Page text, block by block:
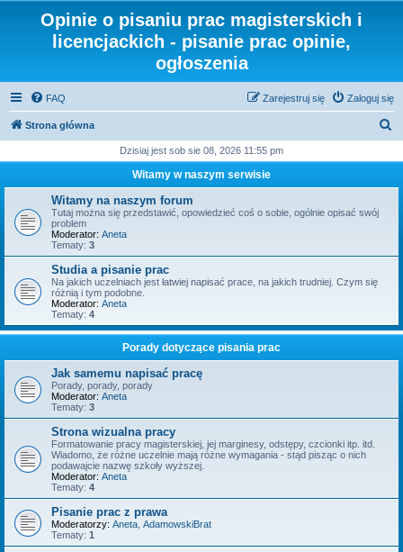
Opinie o pisaniu prac magisterskich i
licencjackich - pisanie prac opinie,
ogłoszenia
FAQ Zaloguj się
Zarejestruj się
Strona główna
k
Dzisiaj jest sob sie 08, 2026 11:55 pm
Witamy w naszym serwisie
Witamy na naszym forum
Tutaj można się przedstawić, opowiedzieć coś o sobie, ogólnie opisać swój
problem
Moderator: Aneta
Tematy: 3
Studia a pisanie prac
Na jakich uczelniach jest łatwiej napisać prace, na jakich trudniej. Czym się
różnią i tym podobne.
Moderator: Aneta
Tematy: 4
Porady dotyczące pisania prac
Jak samemu napisać pracę
Porady, porady, porady
Moderator: Aneta
Tematy: 3
Strona wizualna pracy
Formatowanie pracy magisterskiej, jej marginesy, odstępy, czcionki itp. itd.
Wiadomo, że różne uczelnie mają różne wymagania - stąd pisząc o nich
podawajcie nazwę szkoły wyższej.
Moderator: Aneta
Tematy: 4
Pisanie prac z prawa
Moderatorzy: Aneta AdamowskiBrat
Tematy: 1